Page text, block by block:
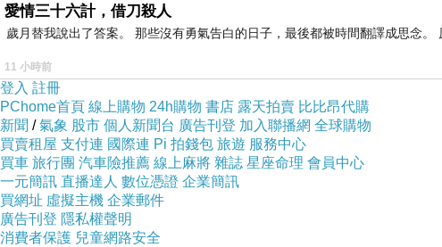
而其對望處有一小洲，洲上建有廟宇，猶如雙鯉迎珠之
雙鯉古地建於小洲上，所以有出水蓮花之說，風水中稱
民國58年築堤，變成現在的慈堤、慈湖及雙鯉湖。
「雙鯉古地」為清乾隆間建築，距今約有2百餘年。
廟內供奉威武的關聖帝；兩側則奉祀周倉、關平之塑像。
相傳「八二三砲戰」期間，古寧頭幾乎被夷為平地，廟
惟獨雙鯉古地依舊聳立不搖。
除此「雙鯉古地」還有一神靈之處，
愛情三十六計，借刀殺人
歲月替我說出了答案。 那些沒有勇氣告白的日子，最後都被時間翻譯成思念。
11 小時前
登入 註冊
PChome首頁 線上購物 24h購物 書店 露天拍賣 比比昂代購
新聞 /氣象 股市 個人新聞台 廣告刊登 加入聯播網 全球購物
買賣租屋 支付連 國際連 Pi 拍錢包 旅遊 服務中心
買車 旅行團 汽車險推薦 線上麻將 雜誌 星座命理 會員中心
一元簡訊 直播達人 數位憑證 企業簡訊
買網址 虛擬主機 企業郵件
廣告刊登 隱私權聲明
消費者保護 兒童網路安全